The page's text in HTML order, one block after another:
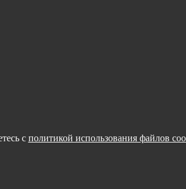
с политикой использования файлов